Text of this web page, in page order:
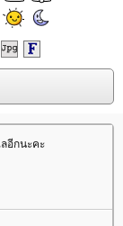
อีกนะคะ